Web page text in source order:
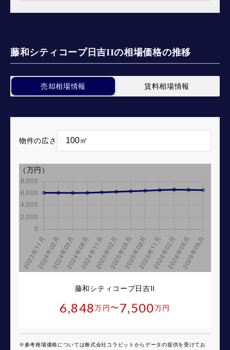
藤和シティコープ日吉IIの相場価格の推移
売却相場情報 賃料相場情報
物件の広さ
藤和シティコープ日吉II
6,848万円 〜 7,500万円
※参考相場価格については株式会社コラビットからデータの提供を受けてお
（万円）